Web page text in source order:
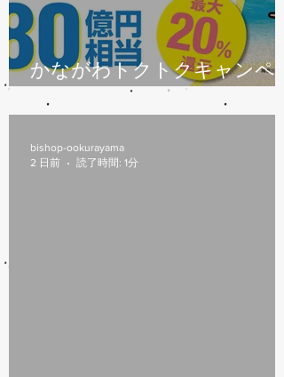
かながわトクトクキャンペー
ン始まります
bishop-ookurayama
2 日前
読了時間: 1分